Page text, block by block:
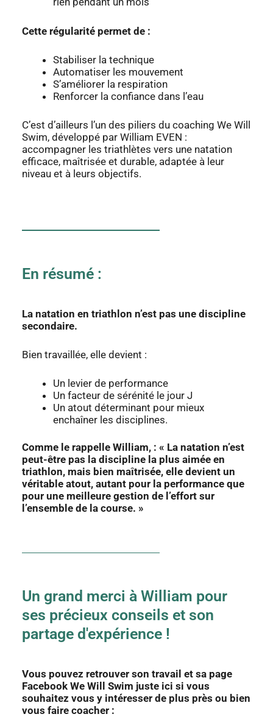
Cette régularité permet de :
Stabiliser la technique
Automatiser les mouvement
S’améliorer la respiration
Renforcer la confiance dans l’eau
C’est d’ailleurs l’un des piliers du coaching We Will
Swim, développé par William EVEN :
accompagner les triathlètes vers une natation
efficace, maîtrisée et durable, adaptée à leur
niveau et à leurs objectifs.
En résumé :
La natation en triathlon n’est pas une discipline
secondaire.
Bien travaillée, elle devient :
Un levier de performance
Un facteur de sérénité le jour J
Un atout déterminant pour mieux
enchaîner les disciplines.
Comme le rappelle William, : « La natation n’est
peut-être pas la discipline la plus aimée en
triathlon, mais bien maîtrisée, elle devient un
véritable atout, autant pour la performance que
pour une meilleure gestion de l’effort sur
l’ensemble de la course. »
Un grand merci à William pour
ses précieux conseils et son
partage d'expérience !
Vous pouvez retrouver son travail et sa page
Facebook We Will Swim juste ici si vous
souhaitez vous y intéresser de plus près ou bien
vous faire coacher :